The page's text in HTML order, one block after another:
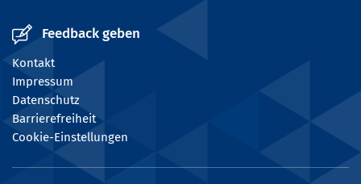
Feedback geben
Kontakt
Impressum
Datenschutz
Barrierefreiheit
Cookie-Einstellungen